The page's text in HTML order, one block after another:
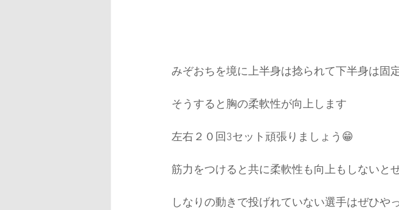
みぞおちを境に上半身は捻られて下半身は固
そうすると胸の柔軟性が向上します
左右２０回3セット頑張りましょう😁
筋力をつけると共に柔軟性も向上もしないと
しなりの動きで投げれていない選手はぜひや